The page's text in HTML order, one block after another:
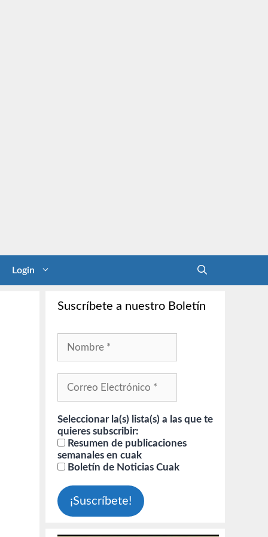
Login
Suscríbete a nuestro Boletín
Seleccionar la(s) lista(s) a las que te
quieres subscribir:
Resumen de publicaciones
semanales en cuak
Boletín de Noticias Cuak